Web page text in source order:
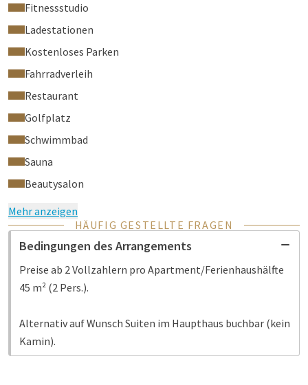
Fitnessstudio
Ladestationen
Kostenloses Parken
Fahrradverleih
Restaurant
Golfplatz
Schwimmbad
Sauna
Beautysalon
Mehr anzeigen
HÄUFIG GESTELLTE FRAGEN
Bedingungen des Arrangements
Preise ab 2 Vollzahlern pro Apartment/Ferienhaushälfte
45 m² (2 Pers.).
Alternativ auf Wunsch Suiten im Haupthaus buchbar (kein
Kamin).